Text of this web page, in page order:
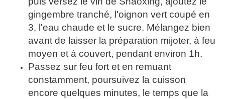
gingembre tranché, l'oignon vert coupé en
3, l'eau chaude et le sucre. Mélangez bien
avant de laisser la préparation mijoter, à feu
moyen et à couvert, pendant environ 1h.
Passez sur feu fort et en remuant
constamment, poursuivez la cuisson
encore quelques minutes, le temps que la